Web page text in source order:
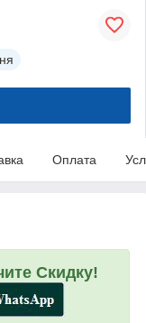
Оплата
Скидку!